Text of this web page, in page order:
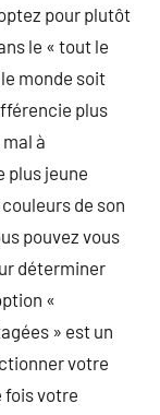
pour plutôt
le « tout le
monde soit
plus
à
plus jeune
de son
pouvez vous
déterminer
«
» est un
votre
fois votre